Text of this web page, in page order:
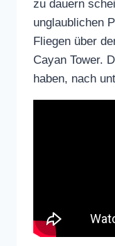
zu dauern
unglaublichen
Fliegen über
Cayan Tower.
haben, nach